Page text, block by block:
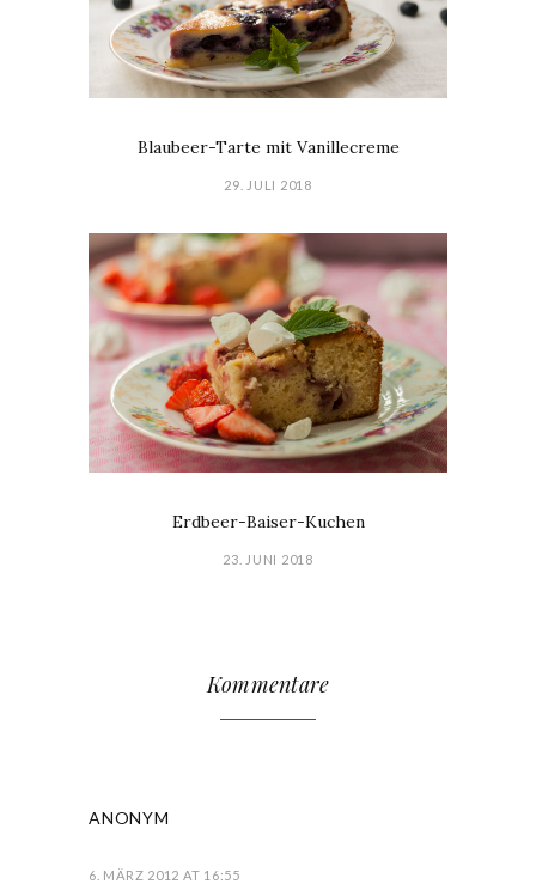
Blaubeer-Tarte mit Vanillecreme
29. JULI 2018
Erdbeer-Baiser-Kuchen
23. JUNI 2018
Kommentare
ANONYM
6. MÄRZ 2012 AT 16:55